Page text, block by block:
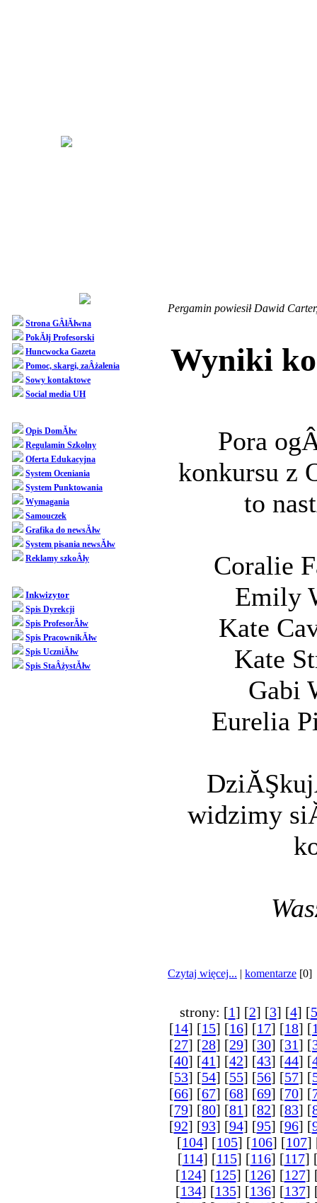
Strona GÂłĂłwna
PokĂłj Profesorski
Huncwocka Gazeta
Pomoc, skargi, zaÂżalenia
Sowy kontaktowe
Social media UH
Opis DomĂłw
Regulamin Szkolny
Oferta Edukacyjna
System Oceniania
System Punktowania
Wymagania
Samouczek
Grafika do newsĂłw
System pisania newsĂłw
Reklamy szkoÂły
Inkwizytor
Spis Dyrekcji
Spis ProfesorĂłw
Spis PracownikĂłw
Spis UczniĂłw
Spis StaÂżystĂłw
Pergamin powiesił Dawid
Wyniki
Pora
konkursu z
to
Coralie
Emily
Kate
Kate
Gabi
Eurelia
widzimy
Czytaj więcej... | komentarze [0]
strony: [1] [2] [3] [4] [5
[14] [15] [16] [17] [18] [
[27] [28] [29] [30] [31] [
[40] [41] [42] [43] [44] [
[53] [54] [55] [56] [57] [
[66] [67] [68] [69] [70] [
[79] [80] [81] [82] [83] [
[92] [93] [94] [95] [96] [
[104] [105] [106] [107]
[114] [115] [116] [117]
[124] [125] [126] [127]
[134] [135] [136] [137]